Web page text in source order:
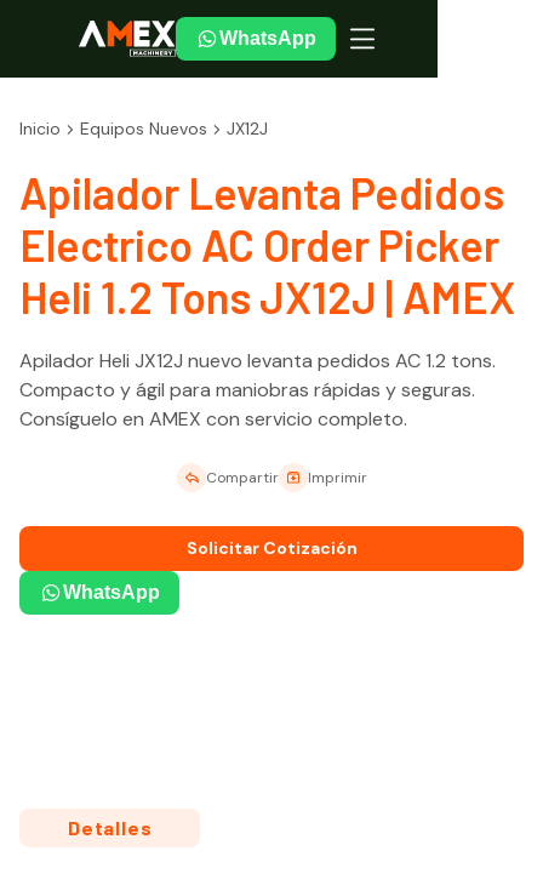
WhatsApp
Inicio Equipos Nuevos JX12J
Apilador Levanta Pedidos
Electrico AC Order Picker
Heli 1.2 Tons JX12J | AMEX
Apilador Heli JX12J nuevo levanta pedidos AC 1.2 tons.
Compacto y ágil para maniobras rápidas y seguras.
Consíguelo en AMEX con servicio completo.
Compartir Imprimir
Solicitar Cotización
WhatsApp
Detalles